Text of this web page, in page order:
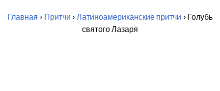
Главная › Притчи ›Латиноамериканские притчи › Голубь
святого Лазаря